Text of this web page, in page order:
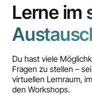
Lerne im
Du hast viele
Fragen zu stellen –
virtuellen Lernraum,
den Workshops.